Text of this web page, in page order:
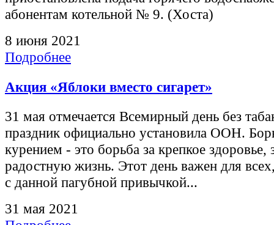
абонентам котельной № 9. (Хоста)
8 июня 2021
Подробнее
Акция «Яблоки вместо сигарет»
31 мая отмечается Всемирный день без
праздник официально установила ООН.
курением - это борьба за крепкое здоровье,
радостную жизнь. Этот день важен для
с данной пагубной привычкой...
31 мая 2021